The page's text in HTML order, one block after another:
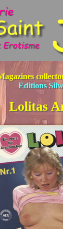
Editions
Lolitas